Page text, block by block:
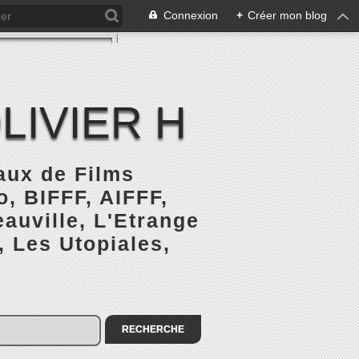
Connexion + Créer mon blog
H
de Films
BIFFF, AIFFF,
L'Etrange
Les Utopiales,